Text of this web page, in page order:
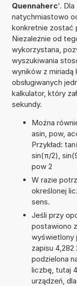
Quennaherc'. Dla
natychmiastowo
konkretnie zostać
Niezależnie od
wykorzystana,
wyszukiwania
wyników z miriadą
obsługiwanych
kalkulator, który
sekundy.
Można
asin, pow,
Przykład:
sin(π/2),
pow 2
W razie
określonej
sens.
Jeśli przy
postawiono
wyświetlony
zapisu 4,282
podzielona
liczbę, tutaj
urządzeń,